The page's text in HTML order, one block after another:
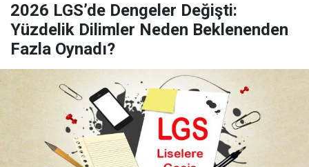
2026 LGS’de Dengeler Değişti:
Yüzdelik Dilimler Neden Beklenenden
Fazla Oynadı?